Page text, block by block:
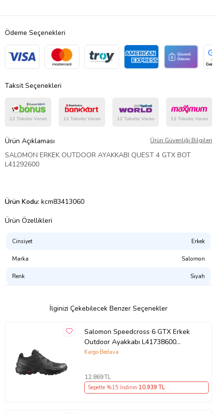
Ödeme Seçenekleri
Taksit Seçenekleri
Ürün Açıklaması Ürün Güvenliği Bilgileri
SALOMON ERKEK OUTDOOR AYAKKABI QUEST 4 GTX BOT
L41292600
Ürün Kodu: kcm83413060
Ürün Özellikleri
Cinsiyet Erkek
Marka Salomon
Renk Siyah
İlginizi Çekebilecek Benzer Seçenekler
Salomon Speedcross 6 GTX Erkek
Outdoor Ayakkabı L41738600
(Siyah)
Kargo Bedava
12.869TL
Sepette %15 İndirim 10.939TL